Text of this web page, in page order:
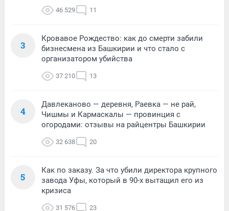
46 529 11
3
Кровавое Рождество: как до смерти забили
бизнесмена из Башкирии и что стало с
организатором убийства
37 210 13
4
Давлеканово — деревня, Раевка — не рай,
Чишмы и Кармаскалы — провинция с
огородами: отзывы на райцентры Башкирии
32 638 20
5
Как по заказу. За что убили директора крупного
завода Уфы, который в 90-х вытащил его из
кризиса
31 576 23